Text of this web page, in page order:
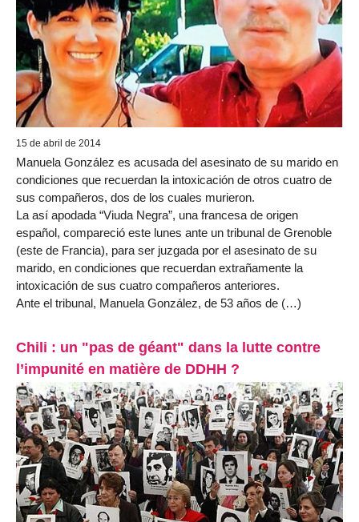
15 de abril de 2014
Manuela González es acusada del asesinato de su marido en
condiciones que recuerdan la intoxicación de otros cuatro de
sus compañeros, dos de los cuales murieron.
La así apodada “Viuda Negra”, una francesa de origen
español, compareció este lunes ante un tribunal de Grenoble
(este de Francia), para ser juzgada por el asesinato de su
marido, en condiciones que recuerdan extrañamente la
intoxicación de sus cuatro compañeros anteriores.
Ante el tribunal, Manuela González, de 53 años de (…)
Chili : un "pas de géant" dans la lutte contre
l’impunité en matière de DDHH ?